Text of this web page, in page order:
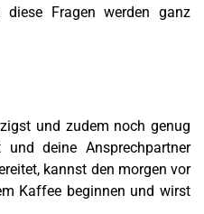
Fragen werden ganz
und zudem noch genug
deine Ansprechpartner
kannst den morgen vor
Kaffee beginnen und wirst